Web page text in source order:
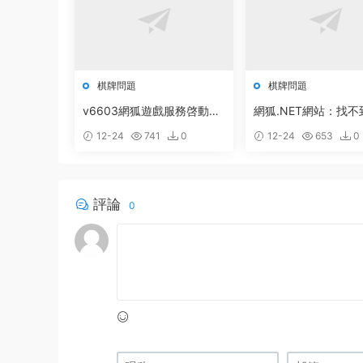
棋牌問題
v6603網狐遊戲服務啓動配
12-24 741 0
棋牌問題
網狐.NET網站：找不
12-24 653 0
評論 0